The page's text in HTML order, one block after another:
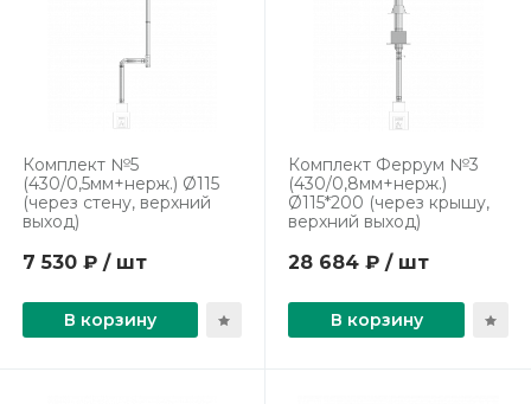
Комплект №5
(430/0,5мм+нерж.) Ø115
(через стену, верхний
выход)
7 530 ₽ / шт
В корзину
Комплект Феррум №3
(430/0,8мм+нерж.)
Ø115*200 (через крышу,
верхний выход)
28 684 ₽ / шт
В корзину